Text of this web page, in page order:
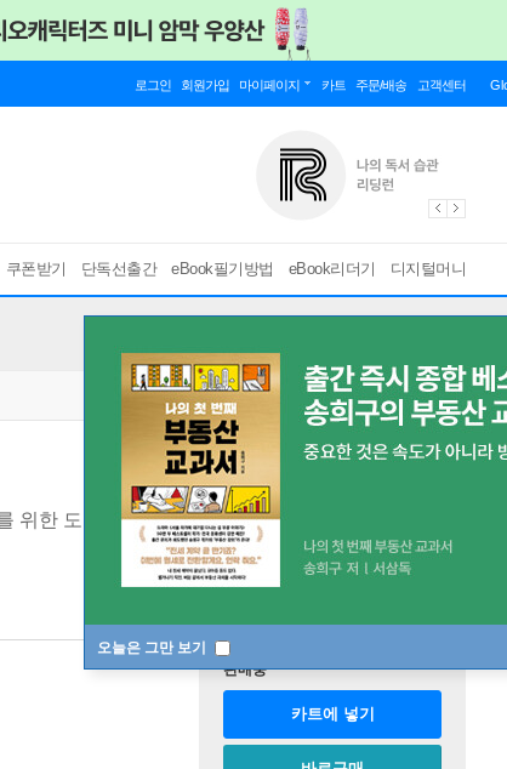
로그인 회원가입 마이페이지 카트 주문/배송 고객센터
쿠폰받기 단독선출간 eBook필기방법 eBook리더기 디지털머니
오늘은 그만 보기
위한 도전과 열정 이야기[ EPUB ]
판매중
카트에 넣기